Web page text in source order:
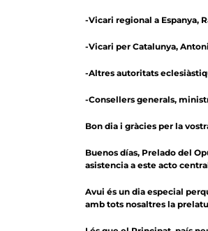
-Vicari regional a Espanya,
-Vicari per Catalunya,
-Altres autoritats
-Consellers generals,
Bon dia i gràcies per la
Buenos días, Prelado del
asistencia a este acto
Avui és un dia especial
amb tots nosaltres la